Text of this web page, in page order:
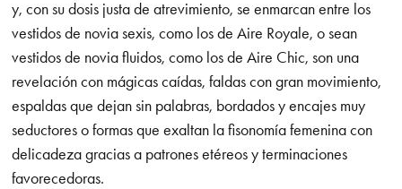
y, con su dosis justa de atrevimiento, se enmarcan entre los
vestidos de novia sexis, como los de Aire Royale, o sean
vestidos de novia fluidos, como los de Aire Chic, son una
revelación con mágicas caídas, faldas con gran movimiento,
espaldas que dejan sin palabras, bordados y encajes muy
seductores o formas que exaltan la fisonomía femenina con
delicadeza gracias a patrones etéreos y terminaciones
favorecedoras.